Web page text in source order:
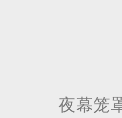
夜幕笼